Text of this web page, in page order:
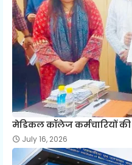
मेडिकल कॉलेज कर्मचारियों की
July 16, 2026